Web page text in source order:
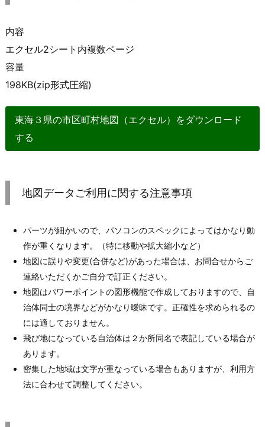
内容
エクセル2シート内複数ページ
容量
198KB(zip形式圧縮)
東海３県の市区町村地図（エクセル）をダウンロード
する
地図データご利用に関する注意事項
パーツが細かいので、パソコンのスペックによってはかなり動
作が重くなります。（特に移動や拡大縮小など）
地図に誤りや変更(合併など)があった場合は、お問合せからご
連絡いただくかご自分で訂正ください。
地図はパワーポイントの図形機能で作成しておりますので、自
治体同士の境界などがかなり曖昧です。正確性を求められるの
には適しておりません。
飛び地になっている自治体は２か所同名で表記している場合が
あります。
密集した地域は文字が重なっている場合もありますが、利用方
法に合わせて調整してください。